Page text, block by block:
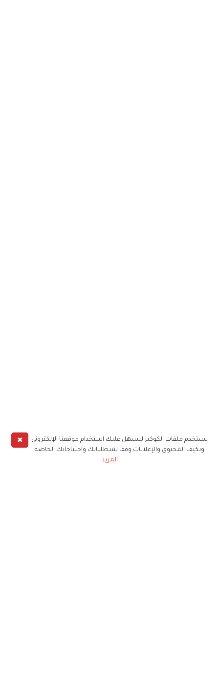
✖
نستخدم ملفات الكوكيز لنسهل عليك استخدام موقعنا الإلكتروني
ونكيف المحتوى والإعلانات وفقا لمتطلباتك واحتياجاتك الخاصة
المزيد